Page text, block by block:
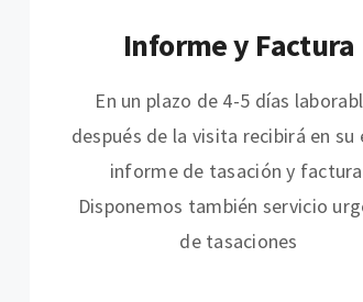
Informe y Factura
En un plazo de 4-5 días
después de la visita recibirá en su
informe de tasación y
Disponemos también servicio
de tasaciones